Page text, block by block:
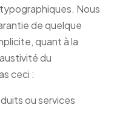
Nous
de quelque
quant à la
du
ceci :
ou services